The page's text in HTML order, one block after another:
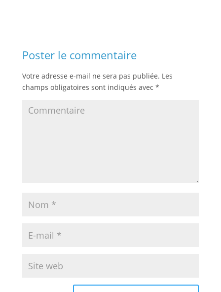
Poster le commentaire
Votre adresse e-mail ne sera pas publiée. Les
champs obligatoires sont indiqués avec *